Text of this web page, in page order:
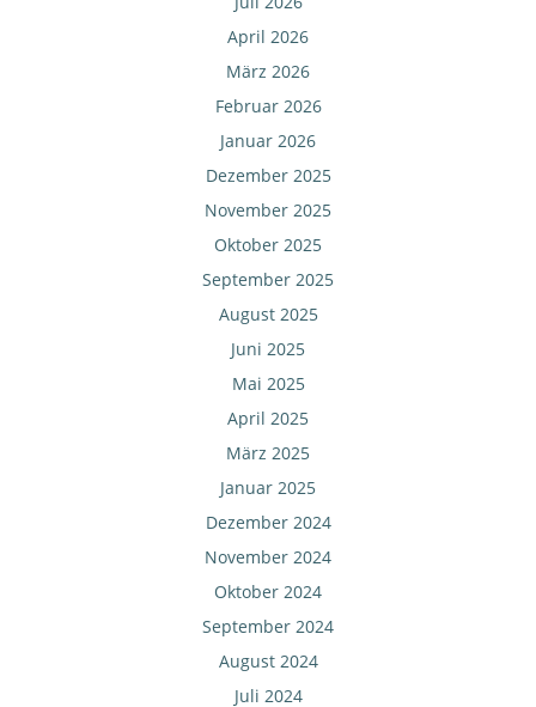
April 2026
März 2026
Februar 2026
Januar 2026
Dezember 2025
November 2025
Oktober 2025
September 2025
August 2025
Juni 2025
Mai 2025
April 2025
März 2025
Januar 2025
Dezember 2024
November 2024
Oktober 2024
September 2024
August 2024
Juli 2024